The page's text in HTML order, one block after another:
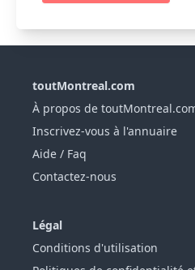
toutMontreal.com
À propos de
Inscrivez-vous à l'annuaire
Aide / Faq
Contactez-nous
Légal
Conditions d'utilisation